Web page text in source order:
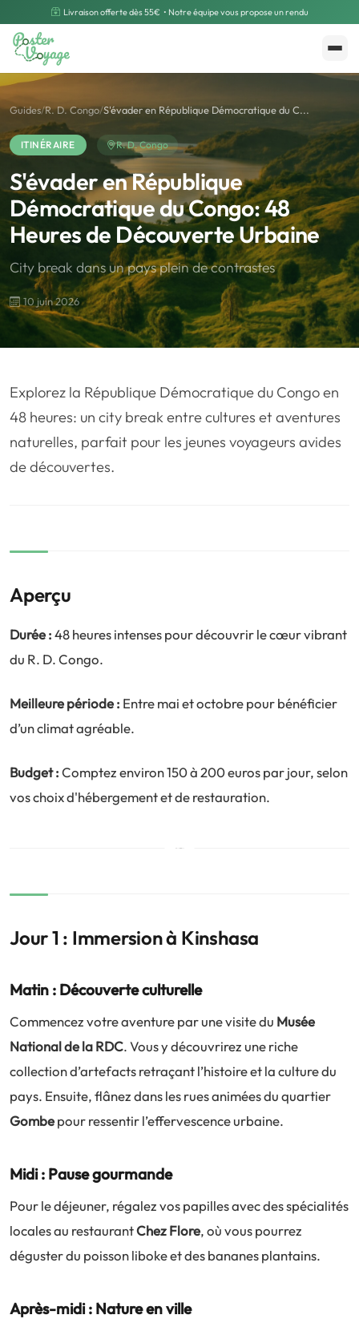
Livraison offerte dès 55€ • Notre équipe vous propose un rendu
🌍Road Trip et Pays 🌆Les villes
Marathon / Trail 💍
Croisière
Guides/R. D. Congo/S'évader en République Démocratique du C...
ITINÉRAIRE R. D. Congo
S'évader en République
Démocratique du Congo: 48
Heures de Découverte Urbaine
City break dans un pays plein de contrastes
10 juin 2026
Explorez la République Démocratique du Congo en
48 heures: un city break entre cultures et aventures
naturelles, parfait pour les jeunes voyageurs avides
de découvertes.
Aperçu
Durée :48 heures intenses pour découvrir le cœur vibrant
du R. D. Congo.
Meilleure période : Entre mai et octobre pour bénéficier
d’un climat agréable.
Budget :Comptez environ 150 à 200 euros par jour, selon
vos choix d'hébergement et de restauration.
Jour 1 : Immersion à Kinshasa
Matin : Découverte culturelle
Commencez votre aventure par une visite du Musée
National de la RDC. Vous y découvrirez une riche
collection d’artefacts retraçant l’histoire et la culture du
pays. Ensuite, flânez dans les rues animées du quartier
Gombepour ressentir l’effervescence urbaine.
Midi : Pause gourmande
Pour le déjeuner, régalez vos papilles avec des spécialités
locales au restaurantChez Flore, où vous pourrez
déguster du poisson liboke et des bananes plantains.
Après-midi : Nature en ville